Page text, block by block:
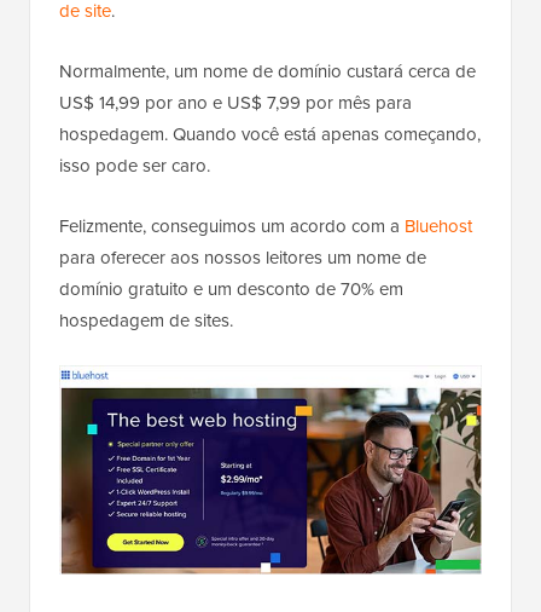
de site.
Normalmente, um nome de domínio custará cerca de
US$ 14,99 por ano e US$ 7,99 por mês para
hospedagem. Quando você está apenas começando,
isso pode ser caro.
Felizmente, conseguimos um acordo com a Bluehost
para oferecer aos nossos leitores um nome de
domínio gratuito e um desconto de 70% em
hospedagem de sites.